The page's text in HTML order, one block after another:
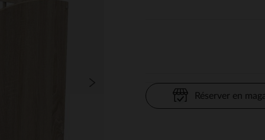
Réserver en